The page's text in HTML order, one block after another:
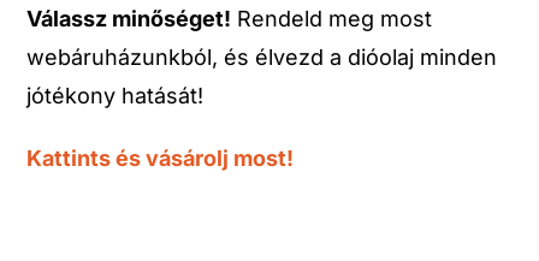
Válassz minőséget! Rendeld meg most
webáruházunkból, és élvezd a dióolaj minden
jótékony hatását!
Kattints és vásárolj most!